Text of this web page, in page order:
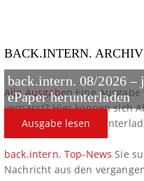
back.intern. 08/2026 –
ePaper herunterladen
Ausgabe lesen
BACK.INTERN. ARCHIV
Alle AusgabenEine Ausgabe
verpasst? Hier können sich
ältere Ausgaben
back.intern. Top-News Sie
Nachricht aus den